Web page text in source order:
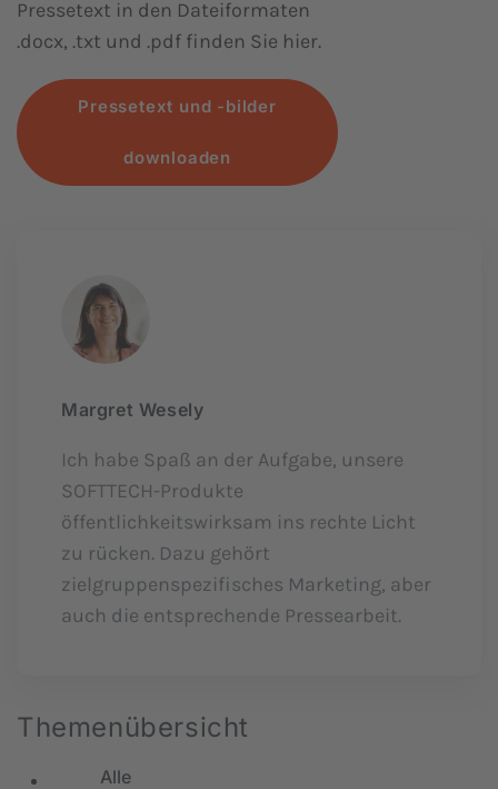
Pressetext in den Dateiformaten
.docx, .txt und .pdf finden Sie hier.
Pressetext und -bilder
downloaden
Margret Wesely
Ich habe Spaß an der Aufgabe, unsere
SOFTTECH-Produkte
öffentlichkeitswirksam ins rechte Licht
zu rücken. Dazu gehört
zielgruppenspezifisches Marketing, aber
auch die entsprechende Pressearbeit.
Themenübersicht
Alle